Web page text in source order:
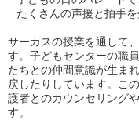
たくさんの声援と拍手
サーカスの授業を通して
す。子どもセンターの職
たちとの仲間意識が生ま
戻したりしています。こ
護者とのカウンセリング
す。